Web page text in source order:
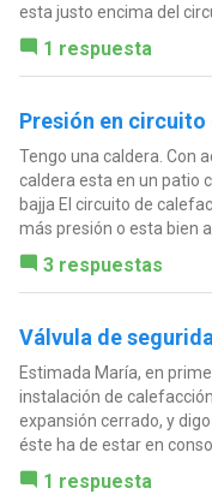
esta justo encima del
1 respuesta
Presión en
Tengo una caldera. Con
caldera esta en un patio
bajja El circuito de
más presión o esta bien
3 respuestas
Válvula de
Estimada María, en
instalación de
expansión cerrado, y
éste ha de estar en
1 respuesta